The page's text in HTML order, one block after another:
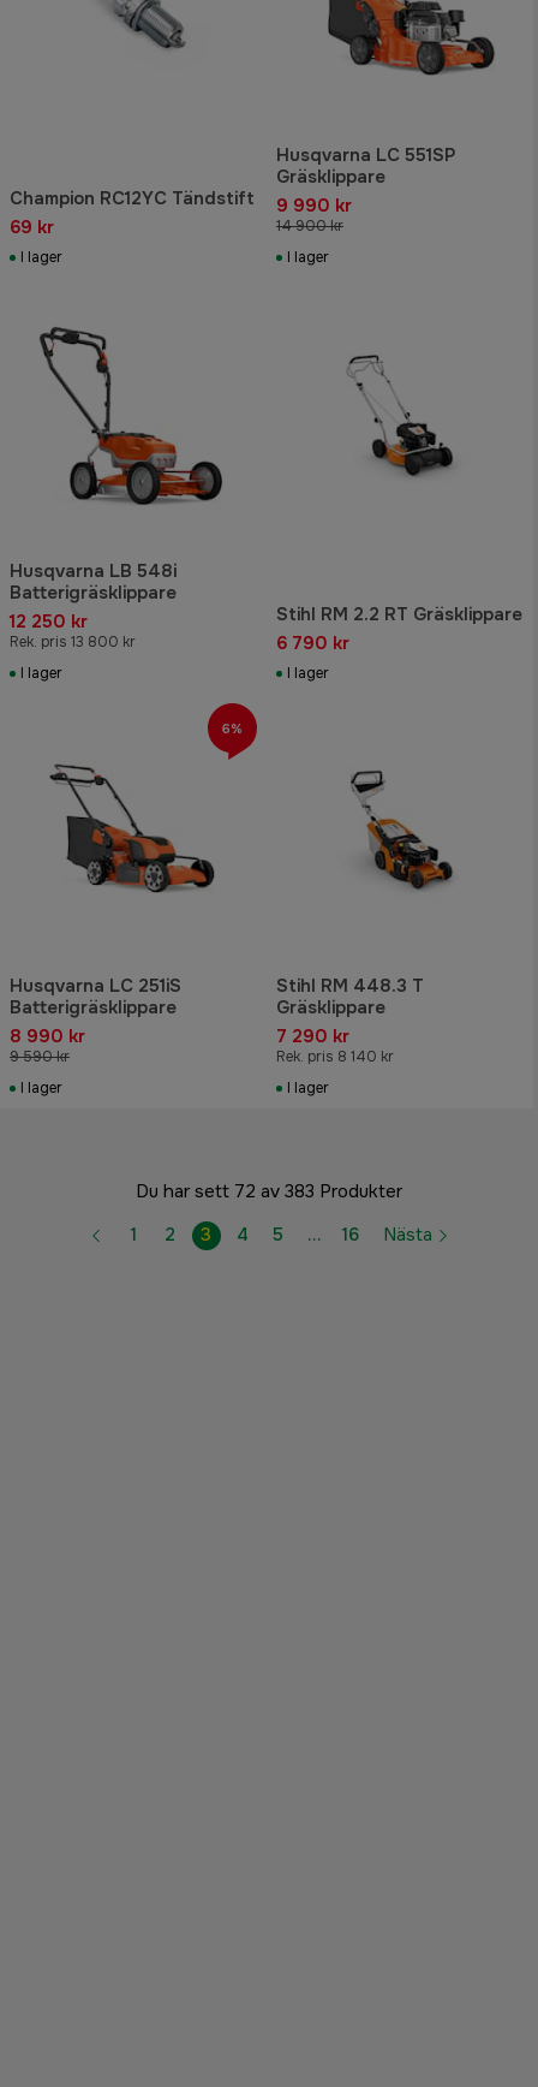
Champion RC12YC Tändstift
69 kr
I lager
Husqvarna LC 551SP
Gräsklippare
9 990 kr
14 900 kr
I lager
Husqvarna LB 548i
Batterigräsklippare
12 250 kr
Rek. pris 13 800 kr
I lager
Stihl RM 2.2 RT Gräsklippare
6 790 kr
I lager
Husqvarna LC 251iS
Batterigräsklippare
8 990 kr
9 590 kr
I lager
6%
Stihl RM 448.3 T
Gräsklippare
7 290 kr
Rek. pris 8 140 kr
I lager
Du har sett 72 av 383 Produkter
1
2 3 4 5 … 16 Nästa